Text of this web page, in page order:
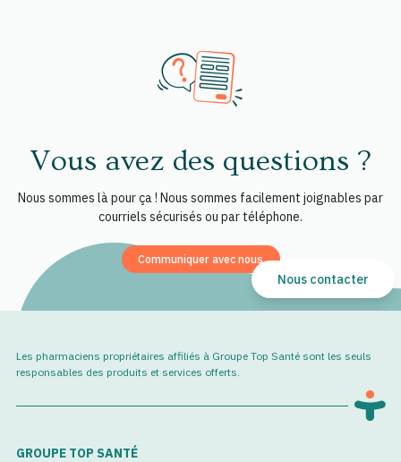
pneumocoque provoquent de 3 000 à 6 000
hospitalisations et plusieurs décès.
https://www.quebec.ca/sante/problemes-de-
Vous avez des questions ?
Nous sommes là pour ça ! Nous sommes facilement joignables par
courriels sécurisés ou par téléphone.
Communiquer avec nous
Nous contacter
Les pharmaciens propriétaires affiliés à Groupe Top Santé sont les seuls
responsables des produits et services offerts.
GROUPE TOP SANTÉ